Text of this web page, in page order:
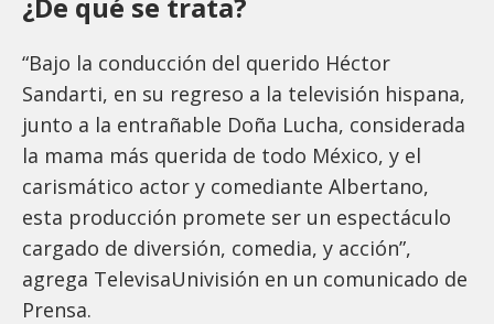
“Bajo la conducción del querido Héctor
Sandarti, en su regreso a la televisión hispana,
junto a la entrañable Doña Lucha, considerada
la mama más querida de todo México, y el
carismático actor y comediante Albertano,
esta producción promete ser un espectáculo
cargado de diversión, comedia, y acción”,
agrega TelevisaUnivisión en un comunicado de
Prensa.